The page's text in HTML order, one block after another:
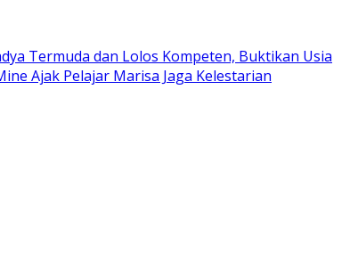
Termuda dan Lolos Kompeten, Buktikan Usia
Ajak Pelajar Marisa Jaga Kelestarian